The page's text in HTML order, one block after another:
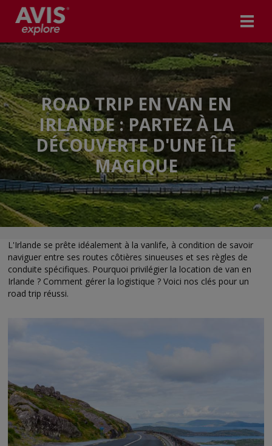
ROAD TRIP EN VAN EN
IRLANDE : PARTEZ À LA
DÉCOUVERTE D'UNE ÎLE
MAGIQUE
L'Irlande se prête idéalement à la vanlife, à condition de savoir
naviguer entre ses routes côtières sinueuses et ses règles de
conduite spécifiques. Pourquoi privilégier la location de van en
Irlande ? Comment gérer la logistique ? Voici nos clés pour un
road trip réussi.